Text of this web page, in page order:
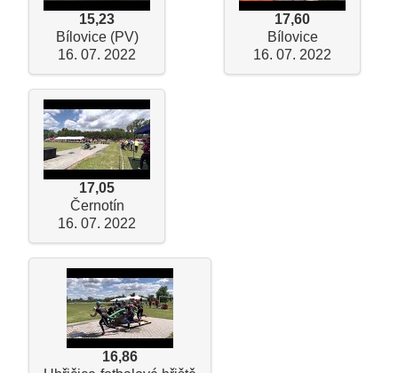
15,23
Bílovice (PV)
16. 07. 2022
17,60
Bílovice
16. 07. 2022
17,05
Černotín
16. 07. 2022
16,86